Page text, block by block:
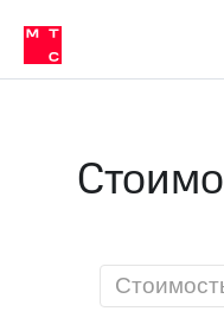
связь
Сервисы и подписки
30% на связь
кабинеты
Мобильная
и
ТВ
МТС
в МТС
Роуминг